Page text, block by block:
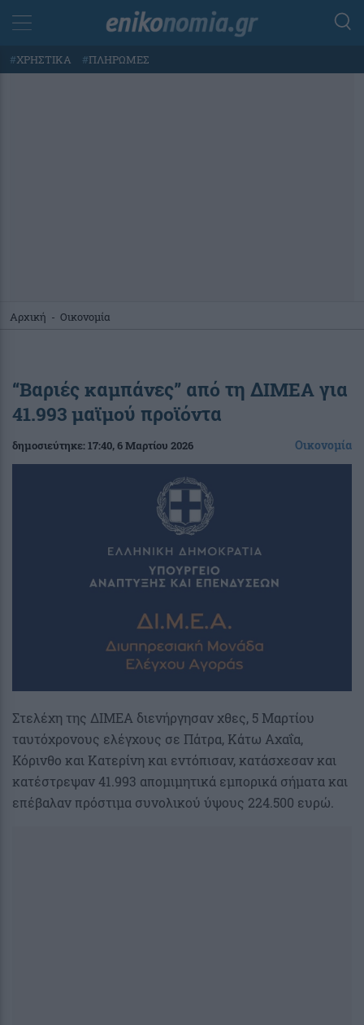
#ΧΡΗΣΤΙΚΑ #ΠΛΗΡΩΜΕΣ
Αρχική - Οικονομία
“Βαριές καμπάνες” από τη ΔΙΜΕΑ για
41.993 μαϊμού προϊόντα
δημοσιεύτηκε:17:40, 6 Μαρτίου 2026 Οικονομία
Στελέχη της ΔΙΜΕΑ διενήργησαν χθες, 5 Μαρτίου
ταυτόχρονους ελέγχους σε Πάτρα, Κάτω Αχαΐα,
Κόρινθο και Κατερίνη και εντόπισαν, κατάσχεσαν και
κατέστρεψαν 41.993 απομιμητικά εμπορικά σήματα και
επέβαλαν πρόστιμα συνολικού ύψους 224.500 ευρώ.